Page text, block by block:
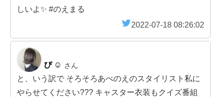
しいよ✨ #のえまる
2022-07-18 08:26:02
ぴ ☺︎ さん
と、いう訳で そろそろあべのえのスタイリスト私に
やらせてください??? キャスター衣装もクイズ番組